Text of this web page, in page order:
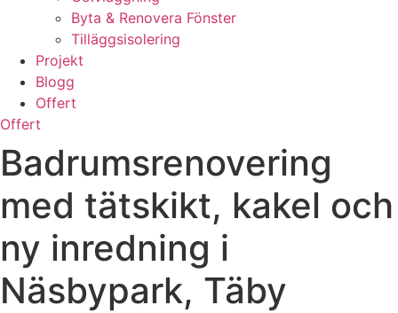
Byta & Renovera Fönster
Tilläggsisolering
Projekt
Blogg
Offert
Offert
Badrumsrenovering
med tätskikt, kakel och
ny inredning i
Näsbypark, Täby